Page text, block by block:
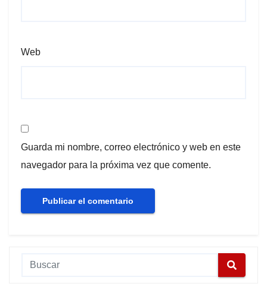
Web
Guarda mi nombre, correo electrónico y web en este
navegador para la próxima vez que comente.